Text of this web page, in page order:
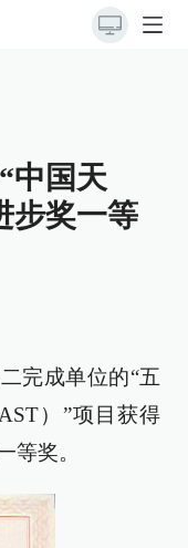
中国天
步奖一等
完成单位的“五
）”项目获得
等奖。